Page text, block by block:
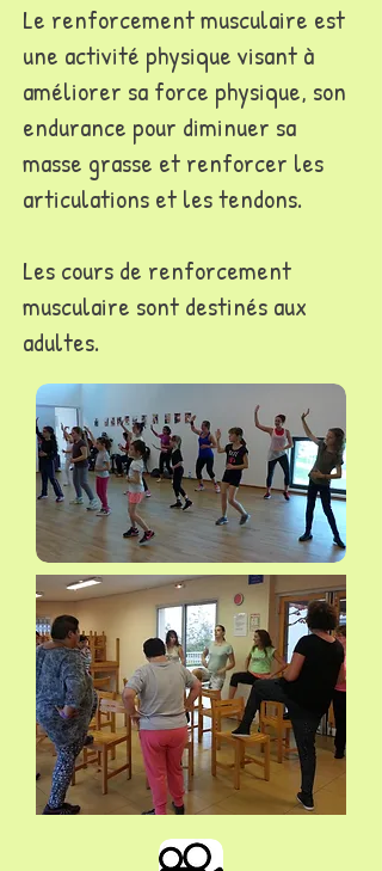
Le renforcement musculaire est
une activité physique visant à
améliorer sa force physique, son
endurance pour diminuer sa
masse grasse et renforcer les
articulations et les tendons.
Les cours de renforcement
musculaire sont destinés aux
adultes.